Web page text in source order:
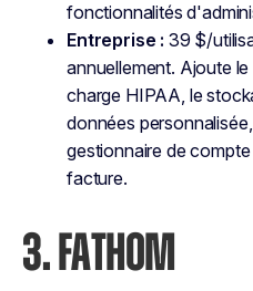
fonctionnalités
Entreprise : 39 $/
annuellement. Ajoute
charge HIPAA, le
données
gestionnaire de
facture.
3. FATHOM